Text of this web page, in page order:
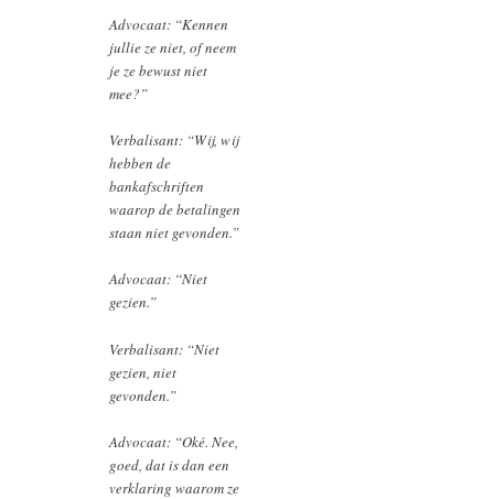
Advocaat: “Kennen
jullie ze niet, of neem
je ze bewust niet
mee?”
Verbalisant: “Wij, wij
hebben de
bankafschriften
waarop de betalingen
staan niet gevonden.”
Advocaat: “Niet
gezien.”
Verbalisant: “Niet
gezien, niet
gevonden.”
Advocaat: “Oké. Nee,
goed, dat is dan een
verklaring waarom ze